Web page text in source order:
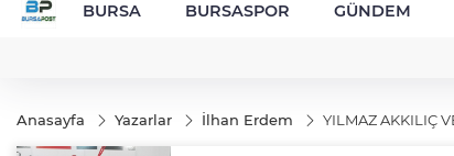
BURSA BURSASPOR GÜNDEM
Anasayfa Yazarlar İlhan Erdem YILMAZ AKKILIÇ